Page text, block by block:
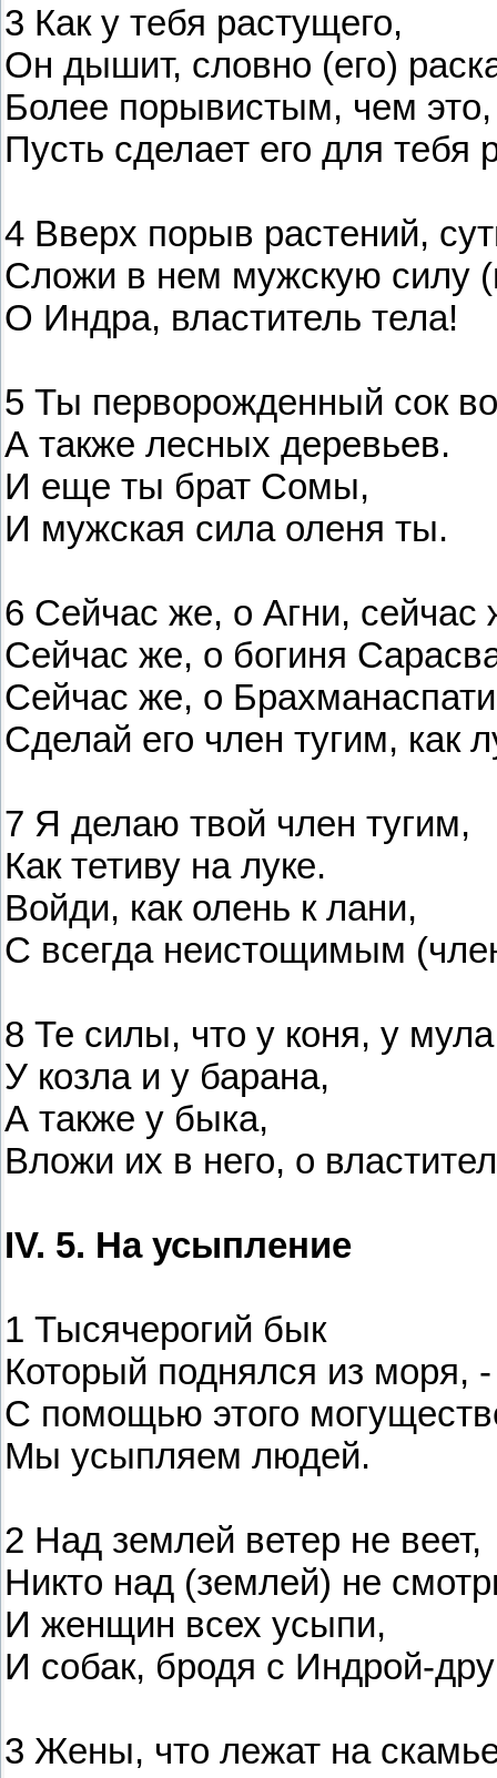
3 Как у тебя растущего,
Он дышит, словно (его)
Более порывистым, чем это,
Пусть сделает его для тебя
4 Вверх порыв растений,
Сложи в нем мужскую силу
О Индра, властитель тела!
5 Ты перворожденный сок
А также лесных деревьев.
И еще ты брат Сомы,
И мужская сила оленя ты.
6 Сейчас же, о Агни, сейчас
Сейчас же, о богиня
Сейчас же, о
Сделай его член тугим, как
7 Я делаю твой член тугим,
Как тетиву на луке.
Войди, как олень к лани,
С всегда неистощимым
8 Те силы, что у коня, у
У козла и у барана,
А также у быка,
Вложи их в него, о
IV. 5. На усыпление
1 Тысячерогий бык
Который поднялся из моря, -
С помощью этого
Мы усыпляем людей.
2 Над землей ветер не веет,
Никто над (землей) не
И женщин всех усыпи,
И собак, бродя с Индрой-
3 Жены, что лежат на